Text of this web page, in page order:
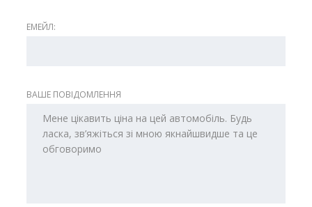
ЕМЕЙЛ:
ВАШЕ ПОВІДОМЛЕННЯ